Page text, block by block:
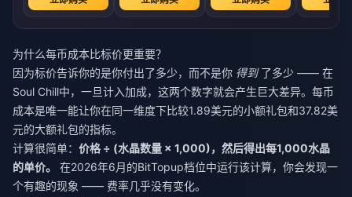
为什么每币成本比标价更重要？
因为标价告诉你的是你付出了多少，而不是你 得到了多少 —— 在
Soul Chill中，一旦计入加成，这两个数字就会产生巨大差异。每币
成本是唯一能让你在同一维度下比较1.89美元的小额礼包和37.82美
元的大额礼包的指标。
计算很简单： 价格 ÷ (水晶数量 × 1,000)，然后得出每1,000水晶
的单价。
在2026年6月的BitTopup档位中运行该计算，你会发现一
个有趣的现象 —— 费率几乎没有变化。